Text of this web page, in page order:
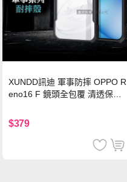
XUNDD訊迪 軍事防摔 OPPO R
eno16 F 鏡頭全包覆 清透保護
$379